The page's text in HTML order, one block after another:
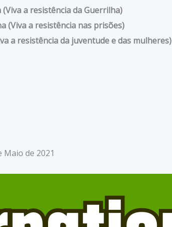
a resistência da Guerrilha)
(Viva a resistência nas prisões)
a resistência da juventude e das mulheres)
Maio de 2021